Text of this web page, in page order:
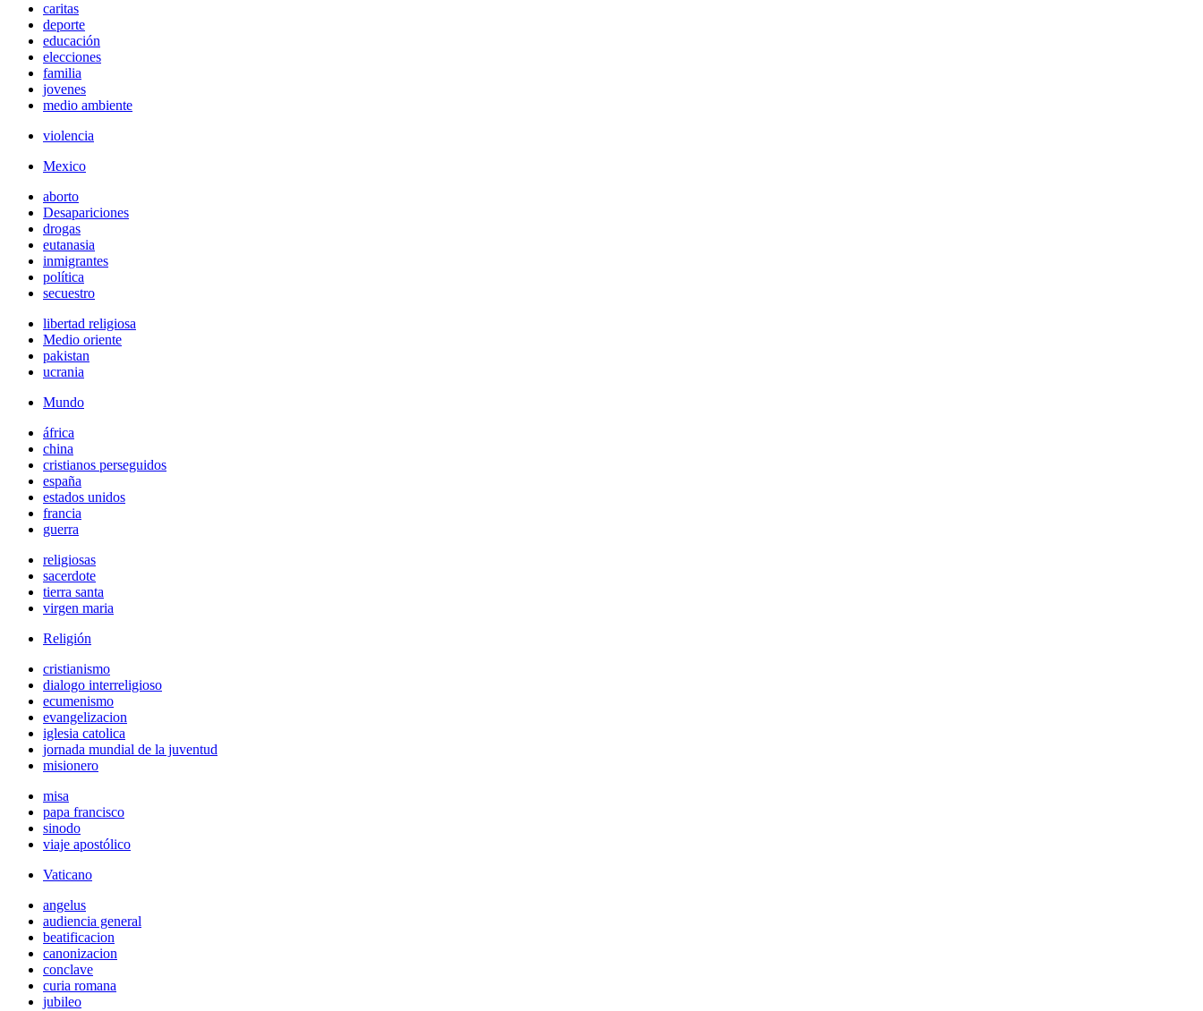
caritas
deporte
educación
elecciones
familia
jovenes
medio ambiente
violencia
Mexico
aborto
Desapariciones
drogas
eutanasia
inmigrantes
política
secuestro
libertad religiosa
Medio oriente
pakistan
ucrania
Mundo
áfrica
china
cristianos perseguidos
españa
estados unidos
francia
guerra
religiosas
sacerdote
tierra santa
virgen maria
Religión
cristianismo
dialogo interreligioso
ecumenismo
evangelizacion
iglesia catolica
jornada mundial de la juventud
misionero
misa
papa francisco
sinodo
viaje apostólico
Vaticano
angelus
audiencia general
beatificacion
canonizacion
conclave
curia romana
jubileo